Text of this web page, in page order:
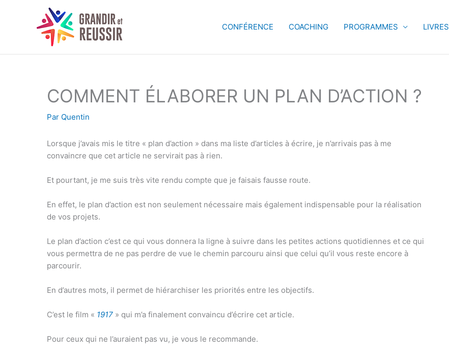
CONFÉRENCE COACHING PROGRAMMES LIVRES
COMMENT ÉLABORER UN PLAN D’ACTION ?
Par Quentin
Lorsque j’avais mis le titre « plan d’action » dans ma liste d’articles à écrire, je n’arrivais pas à me
convaincre que cet article ne servirait pas à rien.
Et pourtant, je me suis très vite rendu compte que je faisais fausse route.
En effet, le plan d’action est non seulement nécessaire mais également indispensable pour la réalisation
de vos projets.
Le plan d’action c’est ce qui vous donnera la ligne à suivre dans les petites actions quotidiennes et ce qui
vous permettra de ne pas perdre de vue le chemin parcouru ainsi que celui qu’il vous reste encore à
parcourir.
En d’autres mots, il permet de hiérarchiser les priorités entre les objectifs.
C’est le film « 1917 » qui m’a finalement convaincu d’écrire cet article.
Pour ceux qui ne l’auraient pas vu, je vous le recommande.